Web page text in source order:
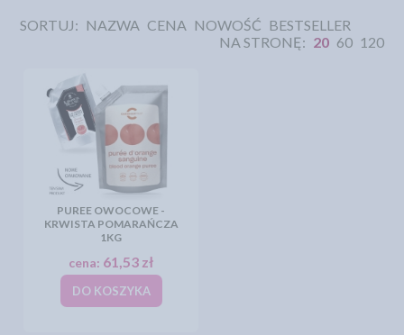
SORTUJ: NAZWA CENA NOWOŚĆ BESTSELLER
NA STRONĘ: 20 60 120
PUREE OWOCOWE -
KRWISTA POMARAŃCZA
1KG
cena: 61,53 zł
DO KOSZYKA